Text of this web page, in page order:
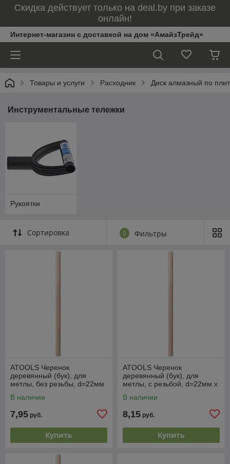
Скидка действует только на deal.by при заказе
онлайн!
Интернет-магазин с доставкой на дом «АмайзТрейд»
Товары и услуги Расходник Диск алмазный по
Инструментальные тележки
Рукоятки
Сортировка 0 Фильтры
ATOOLS Черенок
деревянный (бук), для
метлы, без резьбы, d=22мм
В наличии
7,95 руб.
Купить
ATOOLS Черенок
деревянный (бук), для
метлы, с резьбой, d=22мм x
В наличии
8,15 руб.
Купить